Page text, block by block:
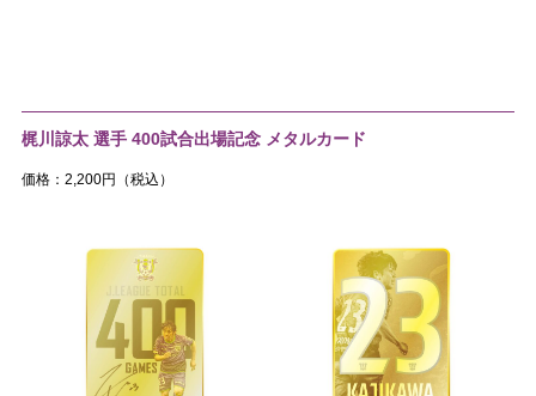
梶川諒太 選手 400試合出場記念 メタルカード
価格：2,200円（税込）